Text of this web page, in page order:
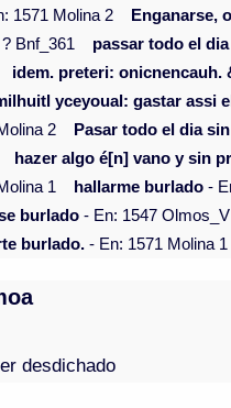
1571 Molina 2
Enganarse,
Bnf_361
passar todo el
idem. preteri: onicnencauh.
yceyoual: gastar assi
2 Pasar todo el dia
hazer algo é[n] vano y sin
1 hallarme burlado -
burlado - En: 1547
burlado. - En: 1571 Molina 1
desdichado